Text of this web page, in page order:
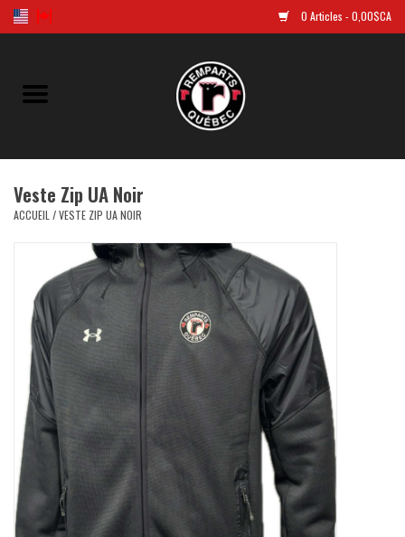
0 Articles - 0,00$CA
Accueil
Chandails Répliques
Tuques et casquettes
Souvenirs
LNH
Liquidation
Veste Zip UA Noir
ACCUEIL /VESTE ZIP UA NOIR